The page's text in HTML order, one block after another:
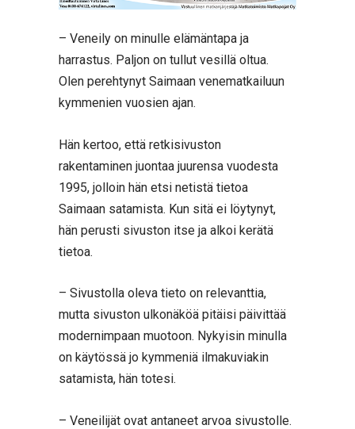
– Veneily on minulle elämäntapa ja
harrastus. Paljon on tullut vesillä oltua.
Olen perehtynyt Saimaan venematkailuun
kymmenien vuosien ajan.
Hän kertoo, että retkisivuston
rakentaminen juontaa juurensa vuodesta
1995, jolloin hän etsi netistä tietoa
Saimaan satamista. Kun sitä ei löytynyt,
hän perusti sivuston itse ja alkoi kerätä
tietoa.
– Sivustolla oleva tieto on relevanttia,
mutta sivuston ulkonäköä pitäisi päivittää
modernimpaan muotoon. Nykyisin minulla
on käytössä jo kymmeniä ilmakuviakin
satamista, hän totesi.
– Veneilijät ovat antaneet arvoa sivustolle.